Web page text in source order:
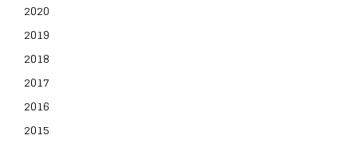
2020
2019
2018
2017
2016
2015